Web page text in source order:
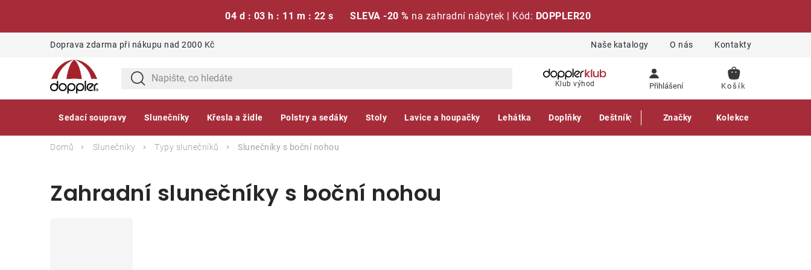
04 d : 03 h : 11 m : 21 s SLEVA -20 % na zahradní nábytek | Kód: DOPPLER20
Doprava zdarma při nákupu nad 2000 Kč Naše katalogy O nás Kontakty
Klub výhod Přihlášení
NÁKUPNÍ
Sedací soupravy Slunečníky Křesla a židle Polstry a sedáky Stoly Lavice a houpačky Lehátka Doplňky Deštníky Gastro produkty
Značky Kolekce
Domů Slunečníky Typy slunečníků Slunečníky s boční nohou
Zahradní slunečníky s boční nohou